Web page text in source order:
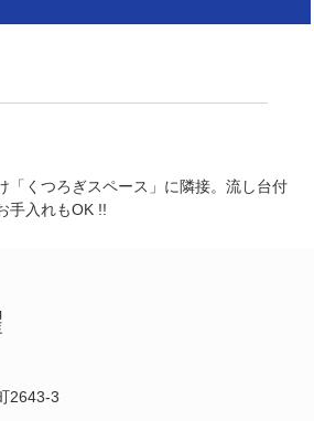
「くつろぎスペース」に隣接。流し台付
手入れもOK !!
2643-3